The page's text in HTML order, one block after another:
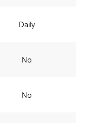
Daily
No
No